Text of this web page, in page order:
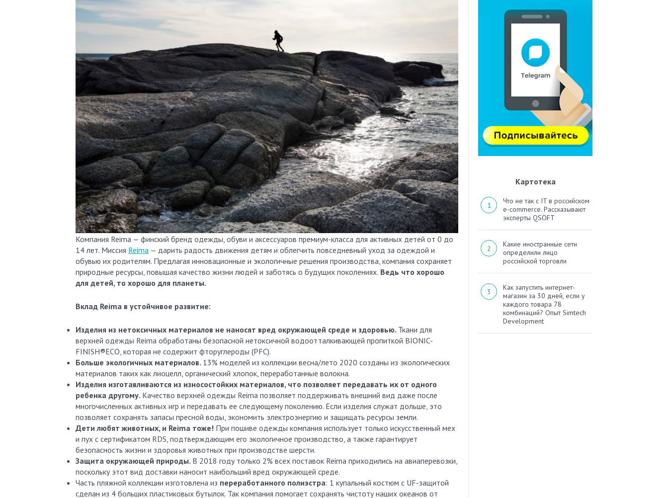
Компания Reima — финский бренд одежды, обуви и аксессуаров премиум-класса для активных детей от 0 до
14 лет. Миссия Reima — дарить радость движения детям и облегчить повседневный уход за одеждой и
обувью их родителям. Предлагая инновационные и экологичные решения производства, компания сохраняет
природные ресурсы, повышая качество жизни людей и заботясь о будущих поколениях. Ведь что хорошо
для детей, то хорошо для планеты.
Вклад Reima в устойчивое развитие:
Изделия из нетоксичных материалов не наносят вред окружающей среде и здоровью. Ткани для
верхней одежды Reima обработаны безопасной нетоксичной водоотталкивающей пропиткой BIONIC-
FINISH®ECO, которая не содержит фторуглероды (PFC).
Больше экологичных материалов. 13% моделей из коллекции весна/лето 2020 созданы из экологических
материалов таких как лиоцелл, органический хлопок, переработанные волокна.
Изделия изготавливаются из износостойких материалов, что позволяет передавать их от одного
ребенка другому. Качество верхней одежды Reima позволяет поддерживать внешний вид даже после
многочисленных активных игр и передавать ее следующему поколению. Если изделия служат дольше, это
позволяет сохранять запасы пресной воды, экономить электроэнергию и защищать ресурсы земли.
Дети любят животных, и Reima тоже! При пошиве одежды компания использует только искусственный мех
и пух с сертификатом RDS, подтверждающим его экологичное производство, а также гарантирует
безопасность жизни и здоровья животных при производстве шерсти.
Защита окружающей природы. В 2018 году только 2% всех поставок Reima приходились на авиаперевозки,
поскольку этот вид доставки наносит наибольший вред окружающей среде.
Часть пляжной коллекции изготовлена из переработанного полиэстра: 1 купальный костюм с UF-защитой
сделан из 4 больших пластиковых бутылок. Так компания помогает сохранять чистоту наших океанов от
Картотека
Что не так с IT в российском
e-commerce. Рассказывают
эксперты QSOFT
Какие иностранные сети
определили лицо
российской торговли
Как запустить интернет-
магазин за 30 дней, если у
каждого товара 78
комбинаций? Опыт Simtech
Development